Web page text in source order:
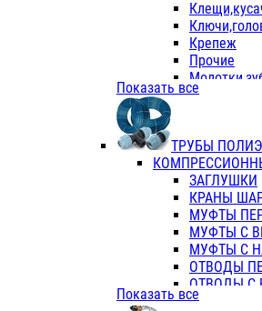
Крепеж
Прочие
Отвертки
Хоз. инвентарь
ЭЛ. ИНСТРУМЕНТ
Показать все
ТРУБЫ
ЗАГЛУШКИ
КРАНЫ
МУФТЫ
МУФТЫ С
МУФТЫ С
ОТВОДЫ
ОТВОДЫ С
ОТВОДЫ С
Показать все